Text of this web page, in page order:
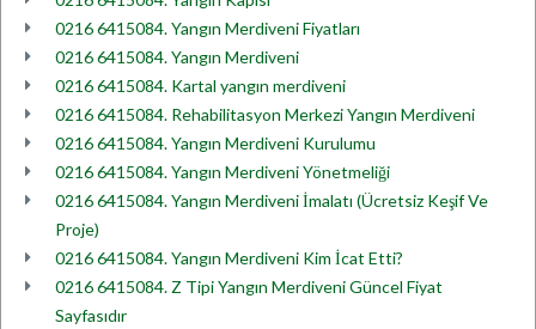
0216 6415084. Yangın Merdiveni Fiyatları
0216 6415084. Yangın Merdiveni
0216 6415084. Kartal yangın merdiveni
0216 6415084. Rehabilitasyon Merkezi Yangın Merdiveni
0216 6415084. Yangın Merdiveni Kurulumu
0216 6415084. Yangın Merdiveni Yönetmeliği
0216 6415084. Yangın Merdiveni İmalatı (Ücretsiz Keşif Ve
Proje)
0216 6415084. Yangın Merdiveni Kim İcat Etti?
0216 6415084. Z Tipi Yangın Merdiveni Güncel Fiyat
Sayfasıdır